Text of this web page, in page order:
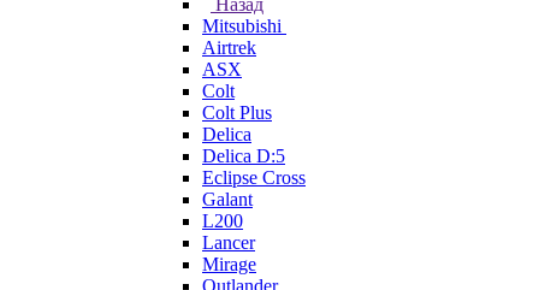
Назад
Mitsubishi
Airtrek
ASX
Colt
Colt Plus
Delica
Delica D:5
Eclipse Cross
Galant
L200
Lancer
Mirage
Outlander